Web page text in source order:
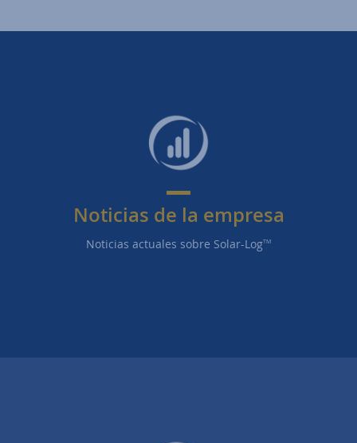
Noticias de la empresa
Noticias actuales sobre Solar-LogTM